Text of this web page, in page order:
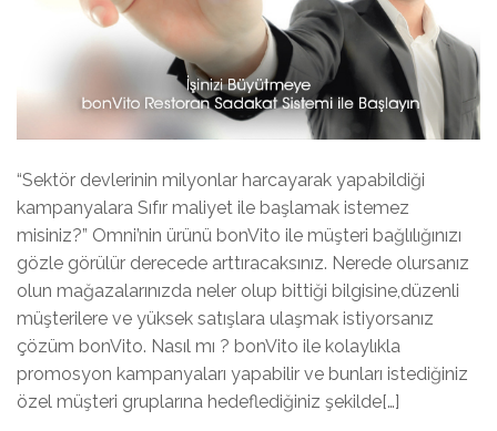
“Sektör devlerinin milyonlar harcayarak yapabildiği
kampanyalara Sıfır maliyet ile başlamak istemez
misiniz?” Omni’nin ürünü bonVito ile müşteri bağlılığınızı
gözle görülür derecede arttıracaksınız. Nerede olursanız
olun mağazalarınızda neler olup bittiği bilgisine,düzenli
müşterilere ve yüksek satışlara ulaşmak istiyorsanız
çözüm bonVito. Nasıl mı ? bonVito ile kolaylıkla
promosyon kampanyaları yapabilir ve bunları istediğiniz
özel müşteri gruplarına hedeflediğiniz şekilde[…]